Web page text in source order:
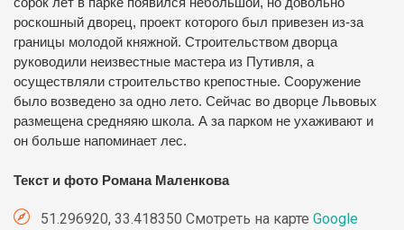
сорок лет в парке появился небольшой, но довольно
роскошный дворец, проект которого был привезен из-за
границы молодой княжной. Строительством дворца
руководили неизвестные мастера из Путивля, а
осуществляли строительство крепостные. Сооружение
было возведено за одно лето. Сейчас во дворце Львовых
размещена средняяю школа. А за парком не ухаживают и
он больше напоминает лес.
Текст и фото Романа Маленкова
51.296920, 33.418350 Смотреть на карте Google